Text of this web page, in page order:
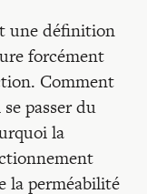
une définition
forcément
Comment
passer du
la
la perméabilité